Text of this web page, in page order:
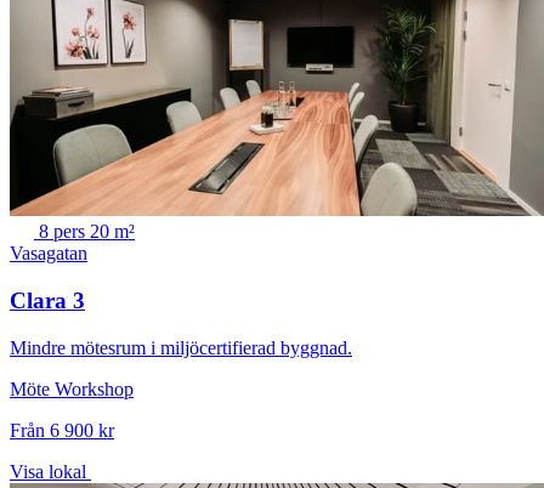
8 pers 20 m²
Vasagatan
Clara 3
Mindre mötesrum i miljöcertifierad byggnad.
Möte Workshop
Från 6 900 kr
Visa lokal